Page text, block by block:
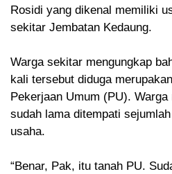
Rosidi yang dikenal memiliki
sekitar Jembatan Kedaung.
Warga sekitar mengungkap
kali tersebut diduga
Pekerjaan Umum (PU).
sudah lama ditempati
usaha.
“Benar, Pak, itu tanah PU.